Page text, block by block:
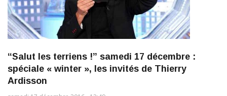
“Salut les terriens !” samedi 17 décembre :
spéciale « winter », les invités de Thierry
Ardisson